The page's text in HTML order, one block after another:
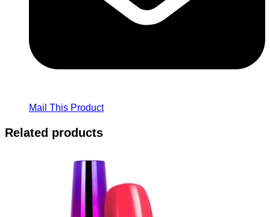
Mail This Product
Related products